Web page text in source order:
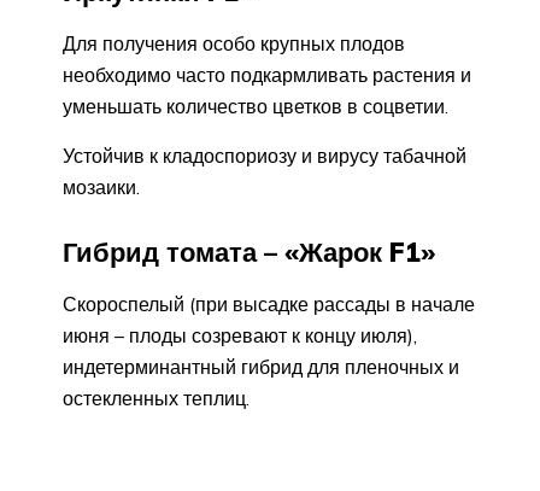
Для получения особо крупных плодов
необходимо часто подкармливать растения и
уменьшать количество цветков в соцветии.
Устойчив к кладоспориозу и вирусу табачной
мозаики.
Гибрид томата – «Жарок F1»
Скороспелый (при высадке рассады в начале
июня – плоды созревают к концу июля),
индетерминантный гибрид для пленочных и
остекленных теплиц.